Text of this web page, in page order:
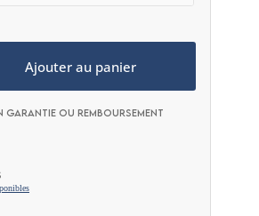
Ajouter au panier
garantie ou remboursement